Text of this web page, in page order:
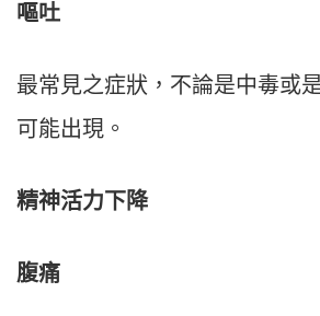
嘔吐
最常見之症狀，不論是中毒或
可能出現。
精神活力下降
腹痛